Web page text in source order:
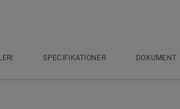
SPECIFIKATIONER DOKUMENT